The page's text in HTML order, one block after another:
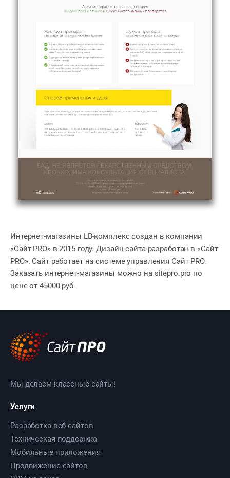
Интернет-магазины LB-комплекс создан в компании
«Сайт PRO» в 2015 году. Дизайн сайта разработан в «Сайт
PRO». Сайт работает на системе управления Сайт PRO.
Заказать интернет-магазины можно на sitepro.pro по
цене от 45000 руб.
Мы делаем классные сайты!
Услуги
Разработка веб-сайтов
Техническая поддержка
Мобильные приложения
Продвижение сайтов